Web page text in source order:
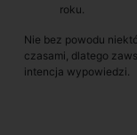
roku.
Nie bez powodu
czasami, dlatego
intencja wypowiedzi.